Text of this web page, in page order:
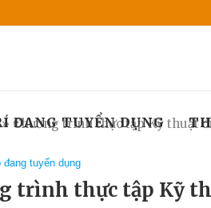
ĐANG TUYỂN DỤNG
Chương trình thực tập Kỹ thuật
tuyển dụng
trình thực tập Kỹ